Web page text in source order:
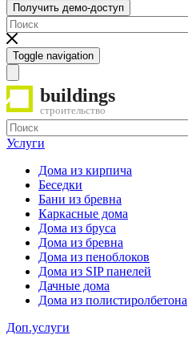
Получить демо-доступ
Toggle navigation
buildings
строительство
Услуги
Дома из кирпича
Беседки
Бани из бревна
Каркасные дома
Дома из бруса
Дома из бревна
Дома из пеноблоков
Дома из SIP панелей
Дачные дома
Дома из полистиролбетона
Доп.услуги